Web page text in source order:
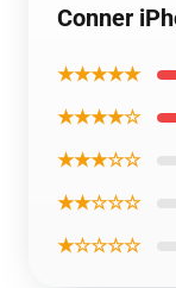
Conner
★★★★★
★★★★☆
★★★☆☆
★★☆☆☆
★☆☆☆☆